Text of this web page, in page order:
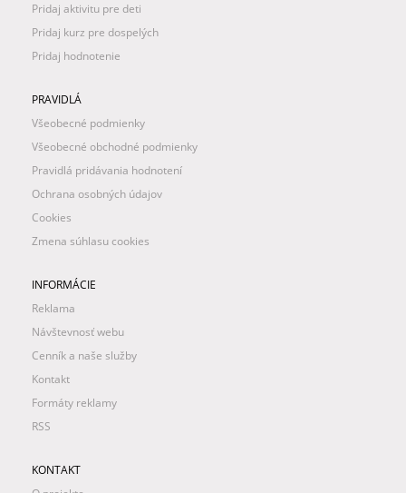
Pridaj aktivitu pre deti
Pridaj kurz pre dospelých
Pridaj hodnotenie
PRAVIDLÁ
Všeobecné podmienky
Všeobecné obchodné podmienky
Pravidlá pridávania hodnotení
Ochrana osobných údajov
Cookies
Zmena súhlasu cookies
INFORMÁCIE
Reklama
Návštevnosť webu
Cenník a naše služby
Kontakt
Formáty reklamy
RSS
KONTAKT